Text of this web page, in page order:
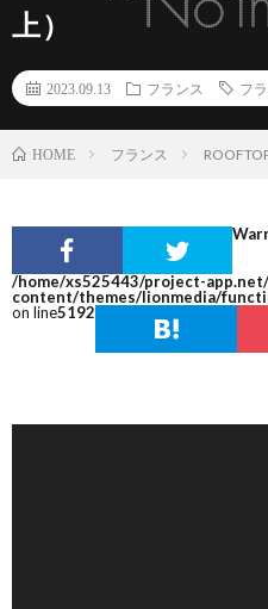
上）
2023.09.13 フランス フ
HOME フランス
/home/xs525443/project-
content/themes/lionmedia/
on line5192